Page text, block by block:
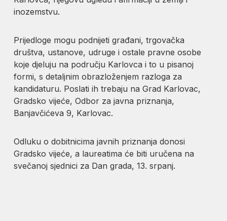
inozemstvu.
Prijedloge mogu podnijeti građani, trgovačka
društva, ustanove, udruge i ostale pravne osobe
koje djeluju na području Karlovca i to u pisanoj
formi, s detaljnim obrazloženjem razloga za
kandidaturu. Poslati ih trebaju na Grad Karlovac,
Gradsko vijeće, Odbor za javna priznanja,
Banjavčićeva 9, Karlovac.
Odluku o dobitnicima javnih priznanja donosi
Gradsko vijeće, a laureatima će biti uručena na
svečanoj sjednici za Dan grada, 13. srpanj.